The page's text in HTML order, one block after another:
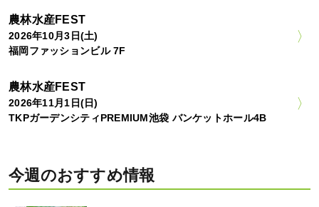
農林水産FEST
2026年10月3日(土)
福岡ファッションビル 7F
農林水産FEST
2026年11月1日(日)
TKPガーデンシティPREMIUM池袋 バンケットホール4B
今週のおすすめ情報